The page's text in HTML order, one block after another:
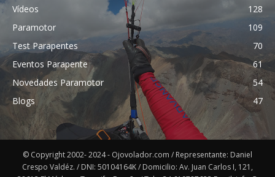
Vídeos
128
Paramotor
109
Test Parapentes
70
Eventos Parapente
61
Novedades Paramotor
54
Blogs
47
© Copyright 2002- 2024 - Ojovolador.com / Representante: Daniel
Crespo Valdéz. / DNI: 50104164K / Domicilio: Av. Juan Carlos I, 121,